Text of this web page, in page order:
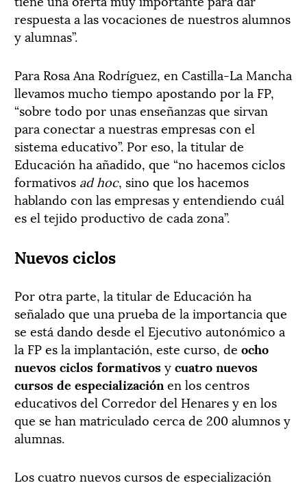
respuesta a las vocaciones de nuestros alumnos
y alumnas”.
Para Rosa Ana Rodríguez, en Castilla-La Mancha
llevamos mucho tiempo apostando por la FP,
“sobre todo por unas enseñanzas que sirvan
para conectar a nuestras empresas con el
sistema educativo”. Por eso, la titular de
Educación ha añadido, que “no hacemos ciclos
formativos ad hoc, sino que los hacemos
hablando con las empresas y entendiendo cuál
es el tejido productivo de cada zona”.
Nuevos ciclos
Por otra parte, la titular de Educación ha
señalado que una prueba de la importancia que
se está dando desde el Ejecutivo autonómico a
la FP es la implantación, este curso, de ocho
nuevos ciclos formativosycuatro nuevos
cursos de especialización en los centros
educativos del Corredor del Henares y en los
que se han matriculado cerca de 200 alumnos y
alumnas.
Los cuatro nuevos cursos de especialización